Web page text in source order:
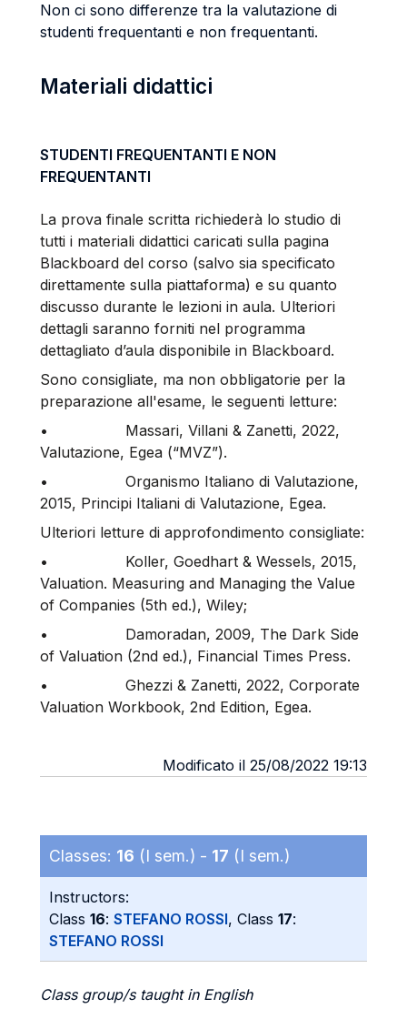
Non ci sono differenze tra la valutazione di
studenti frequentanti e non frequentanti.
Materiali didattici
STUDENTI FREQUENTANTI E NON
FREQUENTANTI
La prova finale scritta richiederà lo studio di
tutti i materiali didattici caricati sulla pagina
Blackboard del corso (salvo sia specificato
direttamente sulla piattaforma) e su quanto
discusso durante le lezioni in aula. Ulteriori
dettagli saranno forniti nel programma
dettagliato d’aula disponibile in Blackboard.
Sono consigliate, ma non obbligatorie per la
preparazione all'esame, le seguenti letture:
•
Massari, Villani & Zanetti, 2022,
Valutazione, Egea (“MVZ”).
•
Organismo Italiano di Valutazione,
2015, Principi Italiani di Valutazione, Egea.
Ulteriori letture di approfondimento consigliate:
•
Koller, Goedhart & Wessels, 2015,
Valuation. Measuring and Managing the Value
of Companies (5th ed.), Wiley;
•
Damoradan, 2009, The Dark Side
of Valuation (2nd ed.), Financial Times Press.
•
Ghezzi & Zanetti, 2022, Corporate
Valuation Workbook, 2nd Edition, Egea.
Modificato il 25/08/2022 19:13
Classes: 16 (I sem.) - 17 (I sem.)
Instructors:
Class 16: STEFANO ROSSI, Class 17:
STEFANO ROSSI
Class group/s taught in English